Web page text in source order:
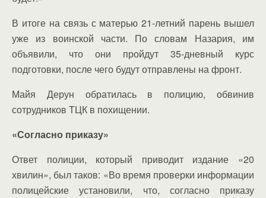
В итоге на связь с матерью 21-летний парень вышел
уже из воинской части. По словам Назария, им
объявили, что они пройдут 35-дневный курс
подготовки, после чего будут отправлены на фронт.
Майя Дерун обратилась в полицию, обвинив
сотрудников ТЦК в похищении.
«Согласно приказу»
Ответ полиции, который приводит издание «20
хвилин», был таков: «Во время проверки информации
полицейские установили, что, согласно приказу